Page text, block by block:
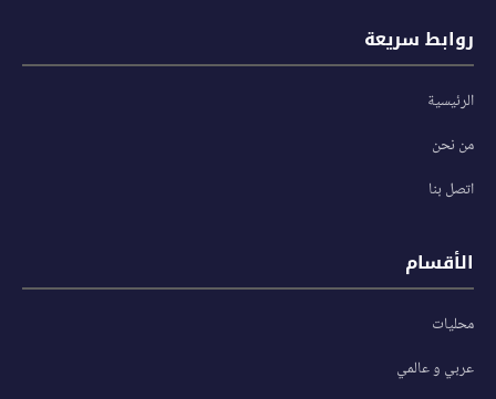
روابط سريعة
الرئيسية
من نحن
اتصل بنا
الأقسام
محليات
عربي و عالمي